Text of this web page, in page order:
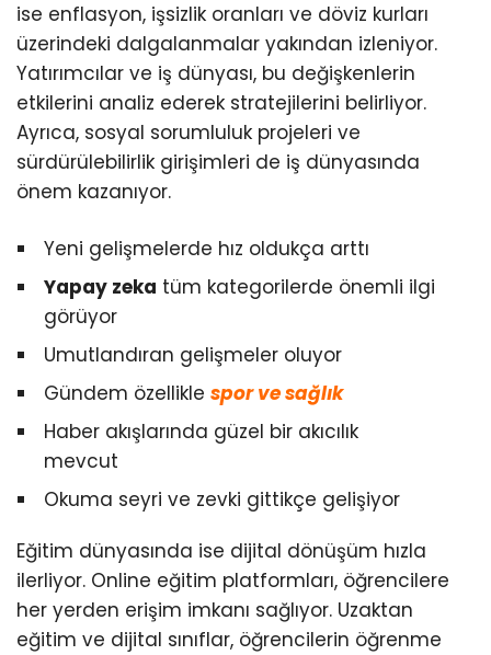
ise enflasyon, işsizlik oranları ve döviz kurları
üzerindeki dalgalanmalar yakından izleniyor.
Yatırımcılar ve iş dünyası, bu değişkenlerin
etkilerini analiz ederek stratejilerini belirliyor.
Ayrıca, sosyal sorumluluk projeleri ve
sürdürülebilirlik girişimleri de iş dünyasında
önem kazanıyor.
Yeni gelişmelerde hız oldukça arttı
Yapay zeka tüm kategorilerde önemli ilgi
görüyor
Umutlandıran gelişmeler oluyor
Gündem özellikle spor ve sağlık
Haber akışlarında güzel bir akıcılık
mevcut
Okuma seyri ve zevki gittikçe gelişiyor
Eğitim dünyasında ise dijital dönüşüm hızla
ilerliyor. Online eğitim platformları, öğrencilere
her yerden erişim imkanı sağlıyor. Uzaktan
eğitim ve dijital sınıflar, öğrencilerin öğrenme